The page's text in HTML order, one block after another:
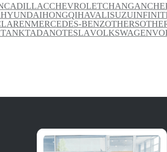
CADILLACCHEVROLETCHANGAN
HYUNDAIHONGQIHAVALISUZU
MERCEDES-BENZOTHERS
TANKTADANOTESLAVOLKSWAGEN